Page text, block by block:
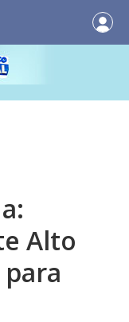
Alto